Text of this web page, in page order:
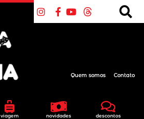
viagem novidades descontos
Quem somos Contato